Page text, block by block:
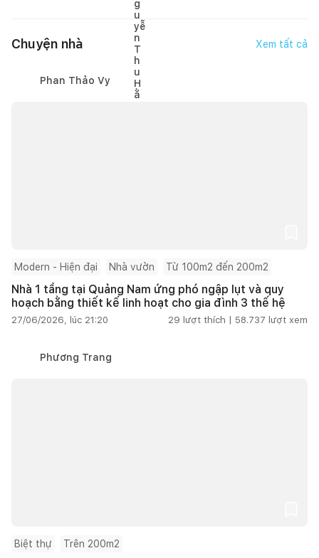
Chuyện nhà Xem tất cả
Phan Thảo Vy
Modern - Hiện đại Nhà vườn Từ 100m2 đến 200m2
Nhà 1 tầng tại Quảng Nam ứng phó ngập lụt và quy
hoạch bằng thiết kế linh hoạt cho gia đình 3 thế hệ
27/06/2026, lúc 21:20 29 lượt thích | 58.737 lượt xem
Phương Trang
Biệt thự Trên 200m2